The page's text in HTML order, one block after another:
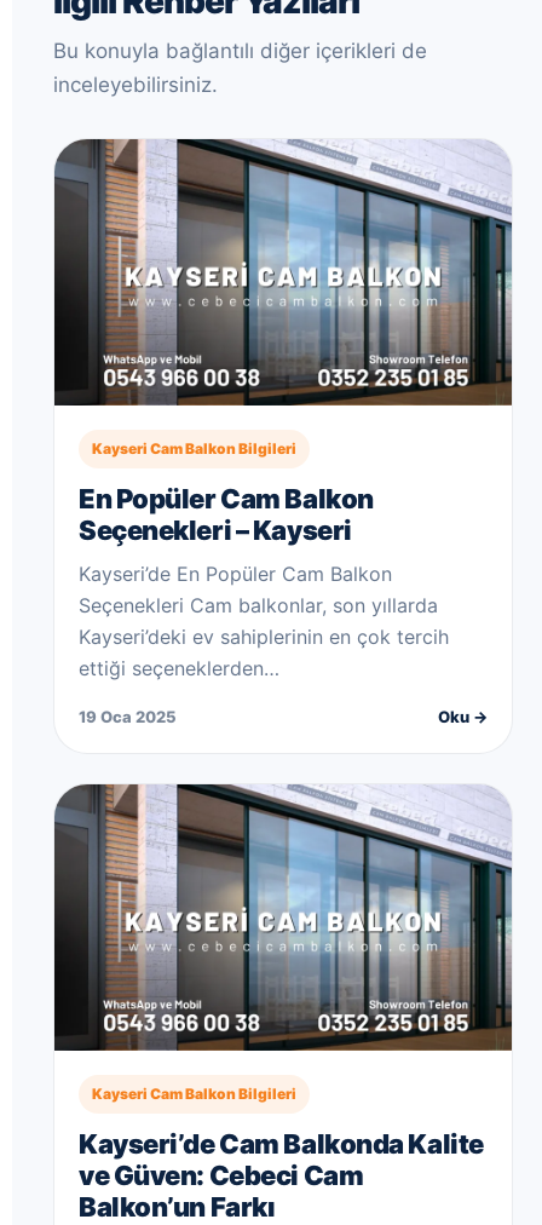
Bu konuyla bağlantılı diğer içerikleri de
inceleyebilirsiniz.
Kayseri Cam Balkon Bilgileri
En Popüler Cam Balkon
Seçenekleri – Kayseri
Kayseri’de En Popüler Cam Balkon
Seçenekleri Cam balkonlar, son yıllarda
Kayseri’deki ev sahiplerinin en çok tercih
ettiği seçeneklerden…
19 Oca 2025 Oku →
Kayseri Cam Balkon Bilgileri
Kayseri’de Cam Balkonda Kalite
ve Güven: Cebeci Cam
Balkon’un Farkı